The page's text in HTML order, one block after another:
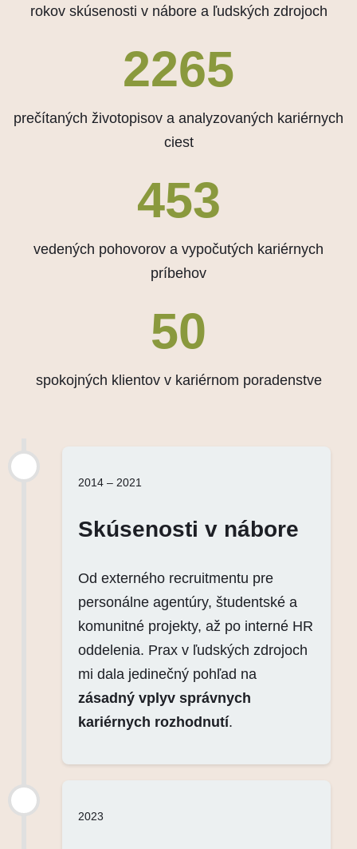
rokov skúsenosti v nábore a ľudských zdrojoch
2640
prečítaných životopisov a analyzovaných kariérnych
ciest
528
vedených pohovorov a vypočutých kariérnych
príbehov
50
spokojných klientov v kariérnom poradenstve
2014 – 2021
Skúsenosti v nábore
Od externého recruitmentu pre
personálne agentúry, študentské a
komunitné projekty, až po interné HR
oddelenia. Prax v ľudských zdrojoch
mi dala jedinečný pohľad na
zásadný vplyv správnych
kariérnych rozhodnutí.
2023